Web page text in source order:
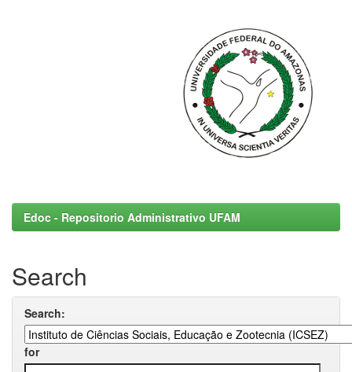
Edoc - Repositorio Administrativo UFAM
Search
Search:
for